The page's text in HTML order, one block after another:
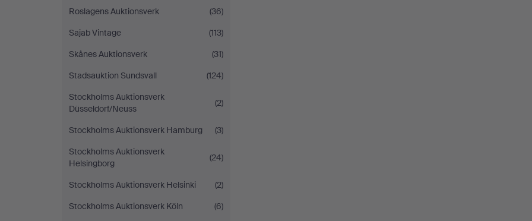
Roslagens Auktionsverk
(36)
Sajab Vintage
(113)
Skånes Auktionsverk
(31)
Stadsauktion Sundsvall
(124)
Stockholms Auktionsverk
Düsseldorf/Neuss
(2)
Stockholms Auktionsverk Hamburg
(3)
Stockholms Auktionsverk
Helsingborg
(24)
Stockholms Auktionsverk Helsinki
(2)
Stockholms Auktionsverk Köln
(6)